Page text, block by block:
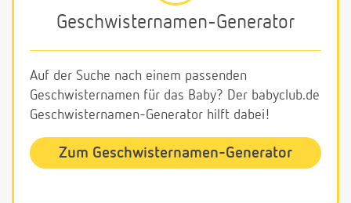
Geschwisternamen-Generator
Auf der Suche nach einem passenden
Geschwisternamen für das Baby? Der babyclub.de
Geschwisternamen-Generator hilft dabei!
Zum Geschwisternamen-Generator